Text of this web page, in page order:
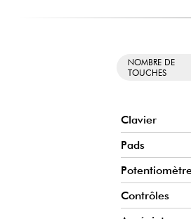
NOMBRE DE
TOUCHES
Clavier
Pads
Contrôles